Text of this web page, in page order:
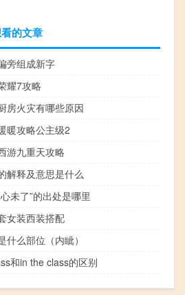
的文章
旁组成新字
耀7攻略
房火灾有哪些原因
暖攻略公主级2
游九重天攻略
解释及意思是什么
未了”的出处是哪里
女装西装搭配
什么部位（内眦）
和in the class的区别